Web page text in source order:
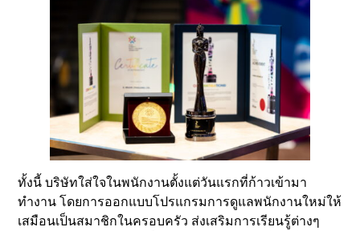
ทั้งนี้ บริษัทใส่ใจในพนักงานตั้งแต่วันแรกที่ก้าวเข้ามา
ทำงาน โดยการออกแบบโปรแกรมการดูแลพนักงานใหม่ให้
เสมือนเป็นสมาชิกในครอบครัว ส่งเสริมการเรียนรู้ต่างๆ